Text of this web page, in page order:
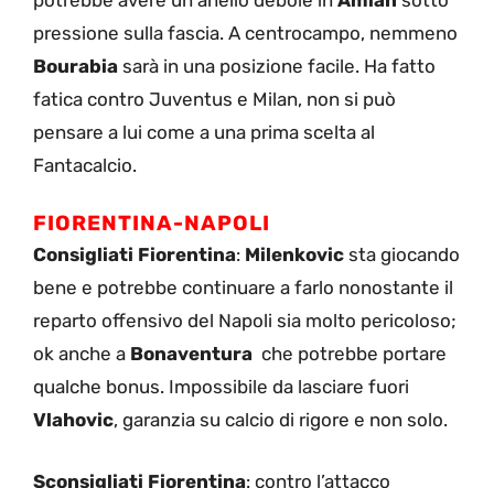
pressione sulla fascia. A centrocampo, nemmeno
Bourabia sarà in una posizione facile. Ha fatto
fatica contro Juventus e Milan, non si può
pensare a lui come a una prima scelta al
Fantacalcio.
FIORENTINA-NAPOLI
Consigliati Fiorentina: Milenkovic sta giocando
bene e potrebbe continuare a farlo nonostante il
reparto offensivo del Napoli sia molto pericoloso;
ok anche a Bonaventura che potrebbe portare
qualche bonus. Impossibile da lasciare fuori
Vlahovic, garanzia su calcio di rigore e non solo.
Sconsigliati Fiorentina: contro l’attacco